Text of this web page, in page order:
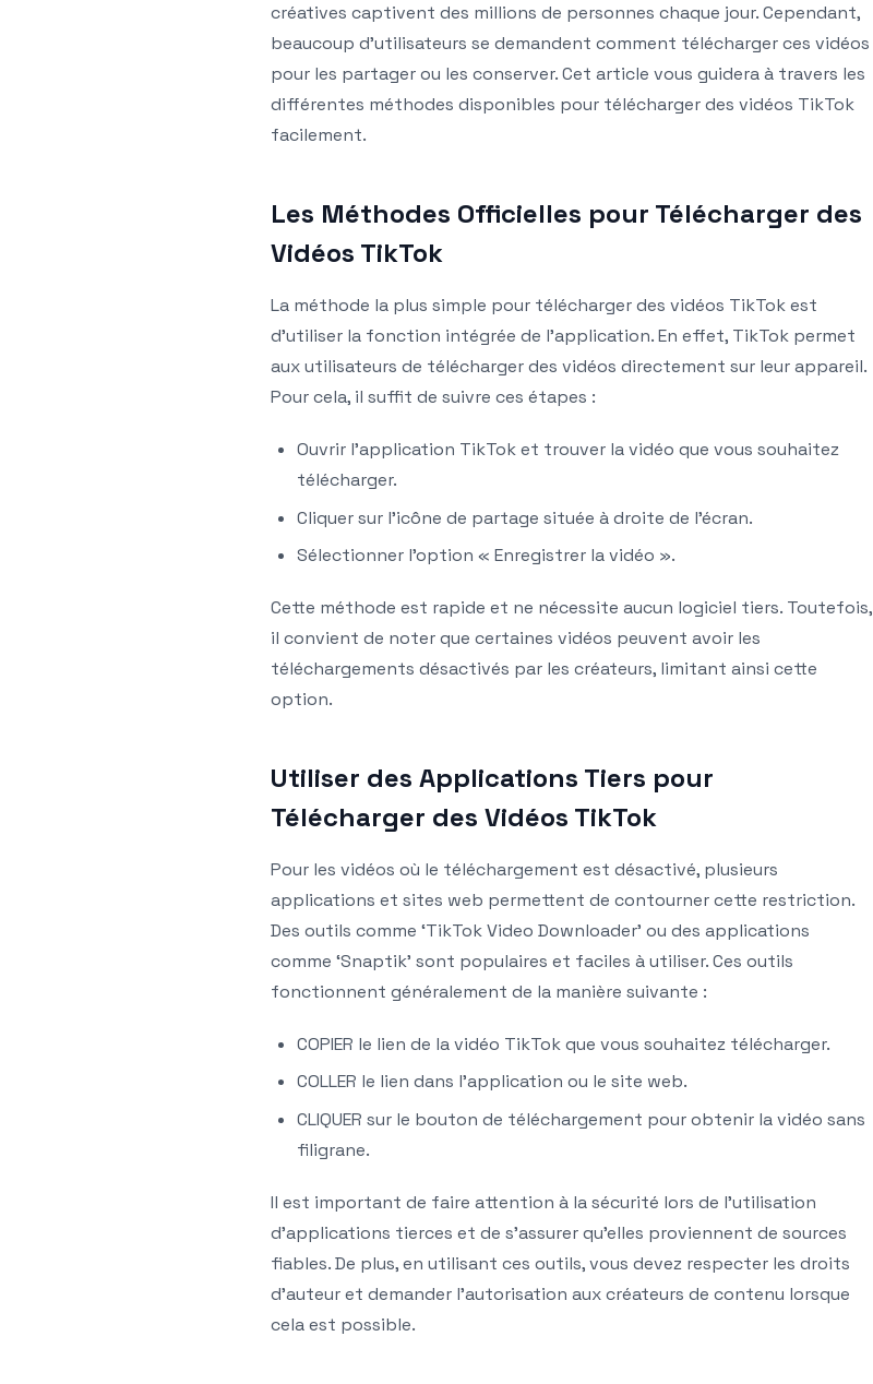
créatives captivent des millions de personnes chaque jour. Cependant,
beaucoup d’utilisateurs se demandent comment télécharger ces vidéos
pour les partager ou les conserver. Cet article vous guidera à travers les
différentes méthodes disponibles pour télécharger des vidéos TikTok
facilement.
Les Méthodes Officielles pour Télécharger des
Vidéos TikTok
La méthode la plus simple pour télécharger des vidéos TikTok est
d’utiliser la fonction intégrée de l’application. En effet, TikTok permet
aux utilisateurs de télécharger des vidéos directement sur leur appareil.
Pour cela, il suffit de suivre ces étapes :
Ouvrir l’application TikTok et trouver la vidéo que vous souhaitez
télécharger.
Cliquer sur l’icône de partage située à droite de l’écran.
Sélectionner l’option « Enregistrer la vidéo ».
Cette méthode est rapide et ne nécessite aucun logiciel tiers. Toutefois,
il convient de noter que certaines vidéos peuvent avoir les
téléchargements désactivés par les créateurs, limitant ainsi cette
option.
Utiliser des Applications Tiers pour
Télécharger des Vidéos TikTok
Pour les vidéos où le téléchargement est désactivé, plusieurs
applications et sites web permettent de contourner cette restriction.
Des outils comme ‘TikTok Video Downloader’ ou des applications
comme ‘Snaptik’ sont populaires et faciles à utiliser. Ces outils
fonctionnent généralement de la manière suivante :
COPIER le lien de la vidéo TikTok que vous souhaitez télécharger.
COLLER le lien dans l’application ou le site web.
CLIQUER sur le bouton de téléchargement pour obtenir la vidéo sans
filigrane.
Il est important de faire attention à la sécurité lors de l’utilisation
d’applications tierces et de s’assurer qu’elles proviennent de sources
fiables. De plus, en utilisant ces outils, vous devez respecter les droits
d’auteur et demander l’autorisation aux créateurs de contenu lorsque
cela est possible.